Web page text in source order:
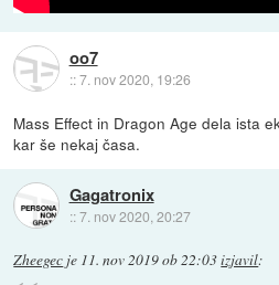
oo7
::7. nov 2020, 19:26
Mass Effect in Dragon Age dela ista
kar še nekaj časa.
Gagatronix
::7. nov 2020, 20:27
Zheegec je 11. nov 2019 ob 22:03izjavil: